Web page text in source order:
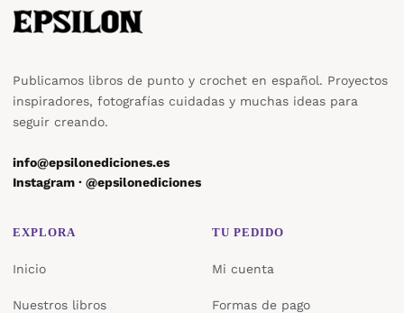
Publicamos libros de punto y crochet en español. Proyectos
inspiradores, fotografías cuidadas y muchas ideas para
seguir creando.
info@epsilonediciones.es
Instagram · @epsilonediciones
EXPLORA
Inicio
Nuestros libros
TU PEDIDO
Mi cuenta
Formas de pago